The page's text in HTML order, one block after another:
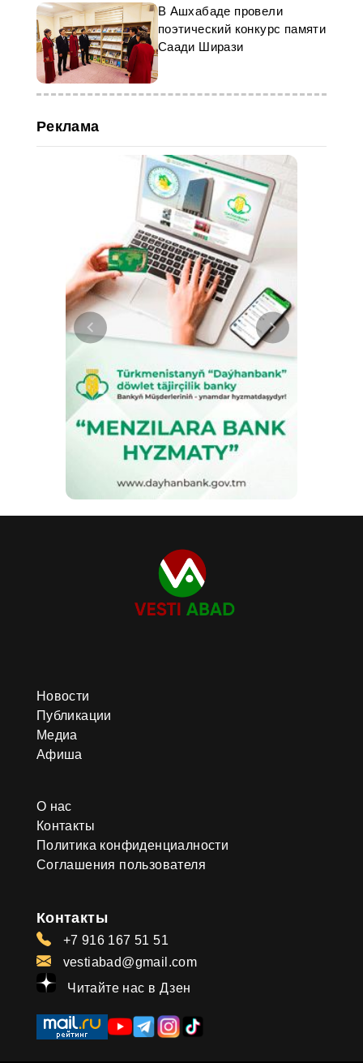
В Ашхабаде провели
поэтический конкурс памяти
Саади Ширази
Реклама
Новости
Публикации
Медиа
Афиша
О нас
Контакты
Политика конфиденциалности
Соглашения пользователя
Контакты
+7 916 167 51 51
vestiabad@gmail.com
Читайте нас в Дзен